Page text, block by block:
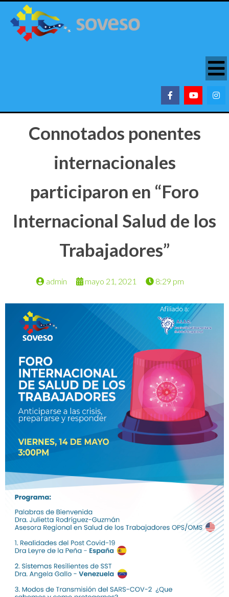
Connotados ponentes
internacionales
participaron en “Foro
Internacional Salud de los
Trabajadores”
admin mayo 21, 2021 8:29 pm